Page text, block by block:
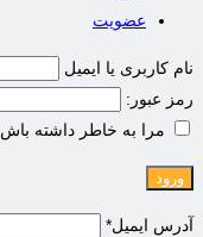
عضویت
نام کاربری یا ایمیل
رمز عبور:
مرا به خاطر داشته باش
آدرس ایمیل*